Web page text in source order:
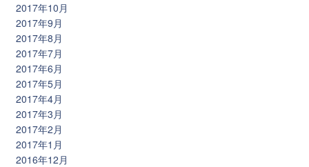
2017年10月
2017年9月
2017年8月
2017年7月
2017年6月
2017年5月
2017年4月
2017年3月
2017年2月
2017年1月
2016年12月